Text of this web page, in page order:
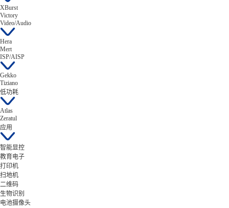
XBurst
Victory
Video/Audio
Hera
Mert
ISP/AISP
Gekko
Tiziano
低功耗
Atlas
Zeratul
应用
智能显控
教育电子
打印机
扫地机
二维码
生物识别
电池摄像头